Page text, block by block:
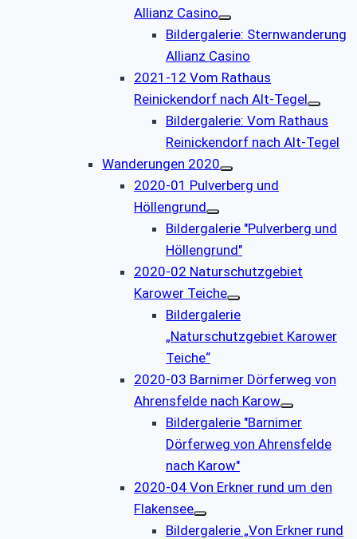
Allianz Casino
Bildergalerie: Sternwanderung
Allianz Casino
2021-12 Vom Rathaus
Reinickendorf nach Alt-Tegel
Bildergalerie: Vom Rathaus
Reinickendorf nach Alt-Tegel
Wanderungen 2020
2020-01 Pulverberg und
Höllengrund
Bildergalerie "Pulverberg und
Höllengrund"
2020-02 Naturschutzgebiet
Karower Teiche
Bildergalerie
„Naturschutzgebiet Karower
Teiche“
2020-03 Barnimer Dörferweg von
Ahrensfelde nach Karow
Bildergalerie "Barnimer
Dörferweg von Ahrensfelde
nach Karow"
2020-04 Von Erkner rund um den
Flakensee
Bildergalerie „Von Erkner rund